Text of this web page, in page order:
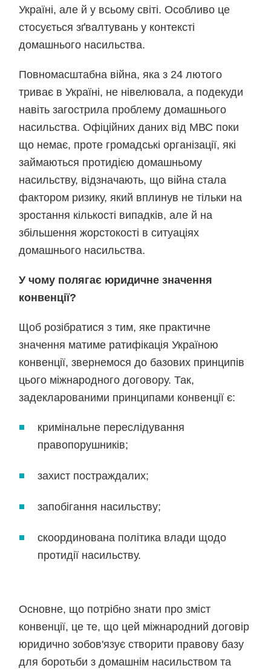
Україні, але й у всьому світі. Особливо це
стосується зґвалтувань у контексті
домашнього насильства.
Повномасштабна війна, яка з 24 лютого
триває в Україні, не нівелювала, а подекуди
навіть загострила проблему домашнього
насильства. Офіційних даних від МВС поки
що немає, проте громадські організації, які
займаються протидією домашньому
насильству, відзначають, що війна стала
фактором ризику, який вплинув не тільки на
зростання кількості випадків, але й на
збільшення жорстокості в ситуаціях
домашнього насильства.
У чому полягає юридичне значення
конвенції?
Щоб розібратися з тим, яке практичне
значення матиме ратифікація Україною
конвенції, звернемося до базових принципів
цього міжнародного договору. Так,
задекларованими принципами конвенції є:
кримінальне переслідування
правопорушників;
захист постраждалих;
запобігання насильству;
скоординована політика влади щодо
протидії насильству.
Основне, що потрібно знати про зміст
конвенції, це те, що цей міжнародний договір
юридично зобов'язує створити правову базу
для боротьби з домашнім насильством та